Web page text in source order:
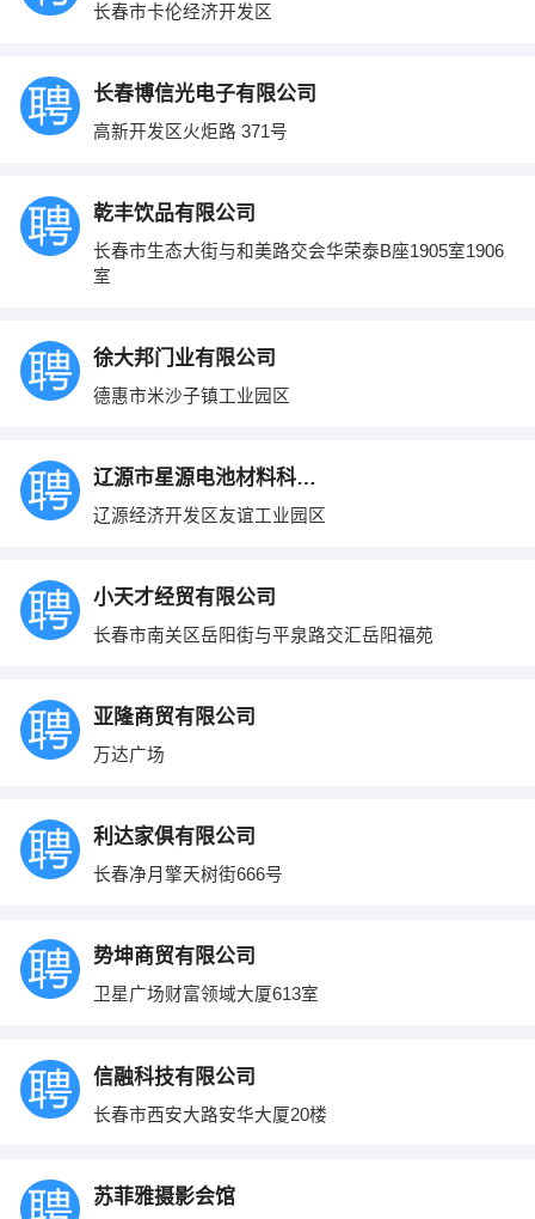
长春市卡伦经济开发区
长春博信光电子有限公司
高新开发区火炬路 371号
乾丰饮品有限公司
长春市生态大街与和美路交会华荣泰B座1905室1906
室
徐大邦门业有限公司
德惠市米沙子镇工业园区
辽源市星源电池材料科技有限公司
辽源经济开发区友谊工业园区
小天才经贸有限公司
长春市南关区岳阳街与平泉路交汇岳阳福苑
亚隆商贸有限公司
万达广场
利达家俱有限公司
长春净月擎天树街666号
势坤商贸有限公司
卫星广场财富领域大厦613室
信融科技有限公司
长春市西安大路安华大厦20楼
苏菲雅摄影会馆